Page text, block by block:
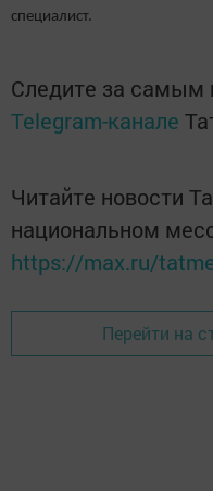
специалист.
Следите за
Telegram-канале
Читайте новости
национальном
https://max.ru/
Перейти на